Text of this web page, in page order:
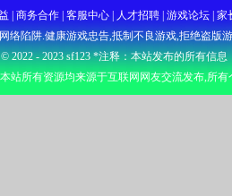
| 商务合作 | 客服中心 | 人才招聘 | 游戏论坛 |
络陷阱.健康游戏忠告,抵制不良游戏,拒绝盗版
2022 - 2023sf123*注释：本站发布的所有信息
站所有资源均来源于互联网网友交流发布,所